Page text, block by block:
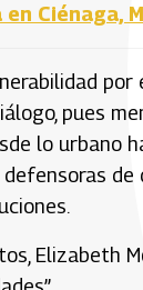
Ciénaga,
pues
lo urbano
de
Elizabeth